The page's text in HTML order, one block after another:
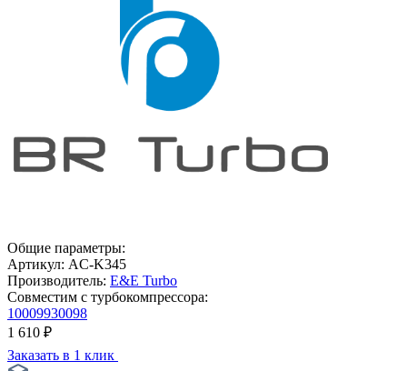
Общие параметры:
Артикул: AC-K345
Производитель: E&E Turbo
Совместим с турбокомпрессора:
10009930098
1 610 ₽
Заказать в 1 клик